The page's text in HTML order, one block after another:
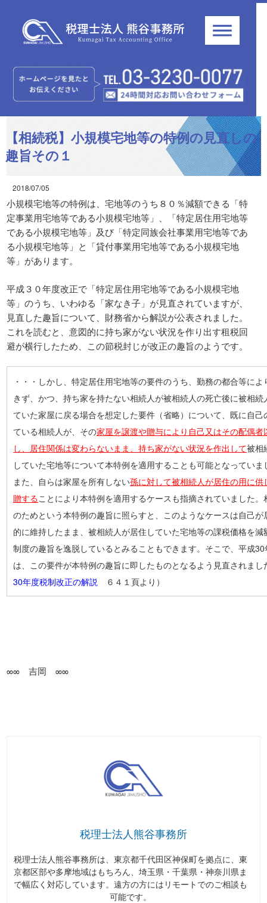
【相続税】小規模宅地等の特例の見直しの
趣旨その１
2018/07/05
小規模宅地等の特例は、宅地等のうち８０％減額できる「特
定事業用宅地等である小規模宅地等」、「特定居住用宅地等
である小規模宅地等」及び「特定同族会社事業用宅地等であ
る小規模宅地等」と「貸付事業用宅地等である小規模宅地
等」があります。
平成３０年度改正で「特定居住用宅地等である小規模宅地
等」のうち、いわゆる「家なき子」が見直されていますが、
見直した趣旨について、財務省から解説が公表されました。
これを読むと、意図的に持ち家がない状況を作り出す租税回
避が横行したため、この節税封じが改正の趣旨のようです。
・・・しかし、特定居住用宅地等の要件のうち、勤務の都合等に
きず、かつ、持ち家を持たない相続人が被相続人の死亡後に被相
ていた家屋に戻る場合を想定した要件（省略）について、既に自
ている相続人が、その家屋を譲渡や贈与により自己又はその配偶
し、居住関係は変わらないまま、持ち家がない状況を作出して被相
していた宅地等について本特例を適用することも可能となっていま
また、自らは家屋を所有しない孫に対して被相続人が居住の用に
贈することにより本特例を適用するケースも指摘されていました
のためという本特例の趣旨に照らすと、このようなケースは自己
的に維持したまま、被相続人が居住していた宅地等の課税価格を
制度の趣旨を逸脱しているとみることもできます。そこで、平成
は、この要件が本特例の趣旨に即したものとなるよう見直されまし
30年度税制改正の解説 ６４１頁より）
∞∞ 吉岡 ∞∞
税理士法人熊谷事務所
税理士法人熊谷事務所は、東京都千代田区神保町を拠点に、東
京都区部や多摩地域はもちろん、埼玉県・千葉県・神奈川県ま
で幅広く対応しています。遠方の方にはリモートでのご相談も
可能です。